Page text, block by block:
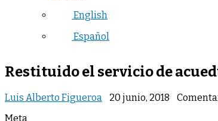
English
Español
Restituido el servicio de
Luis Alberto Figueroa 20 junio, 2018
Meta